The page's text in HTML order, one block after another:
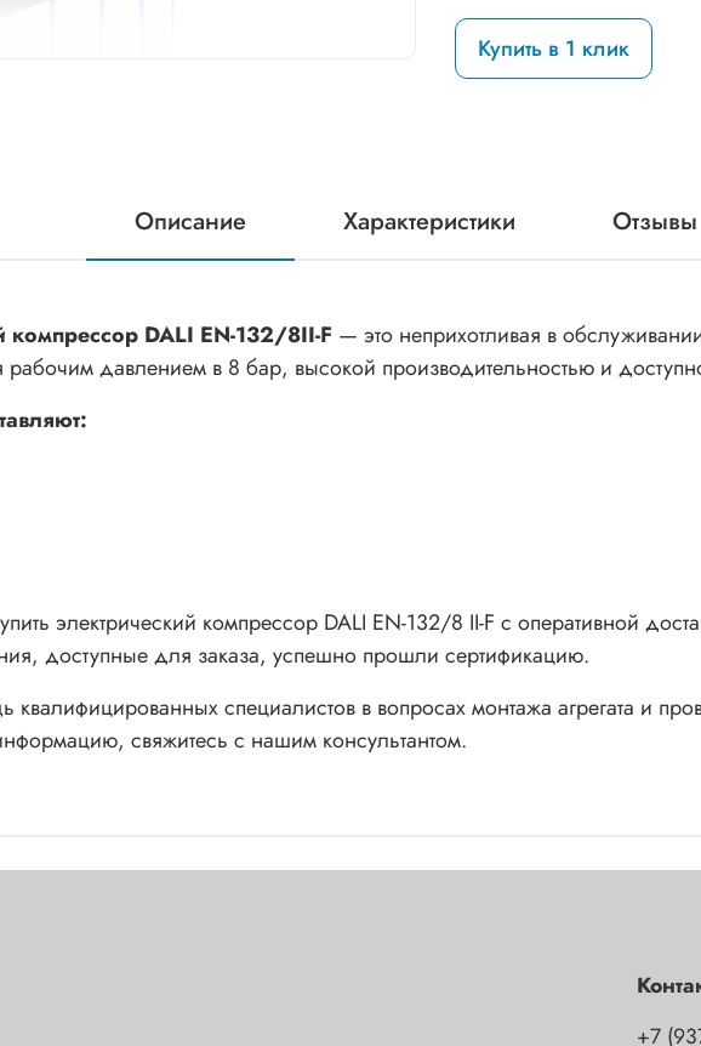
Купить в 1 клик
Описание Характеристики Отзывы
компрессор DALI EN-132/8II-F — это неприхотливая в
рабочим давлением в 8 бар, высокой производительностью и
электрический компрессор DALI EN-132/8 II-F с оперативной
доступные для заказа, успешно прошли сертификацию.
специалистов в вопросах монтажа агрегата и
свяжитесь с нашим консультантом.
+7